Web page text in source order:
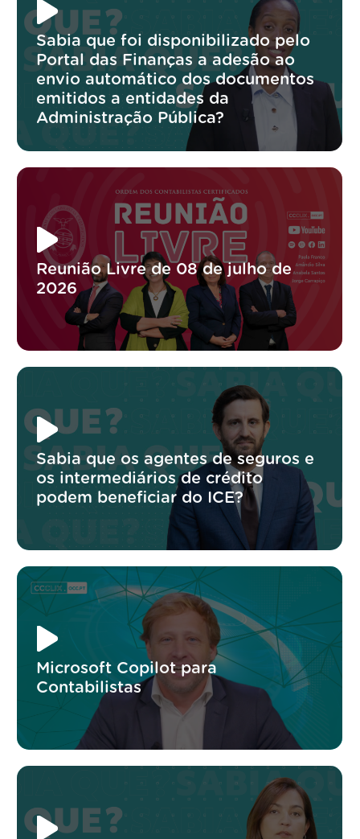
Sabia que foi disponibilizado pelo
Portal das Finanças a adesão ao
envio automático dos documentos
emitidos a entidades da
Administração Pública?
Reunião Livre de 08 de julho de
2026
Sabia que os agentes de seguros e
os intermediários de crédito
podem beneficiar do ICE?
Microsoft Copilot para
Contabilistas